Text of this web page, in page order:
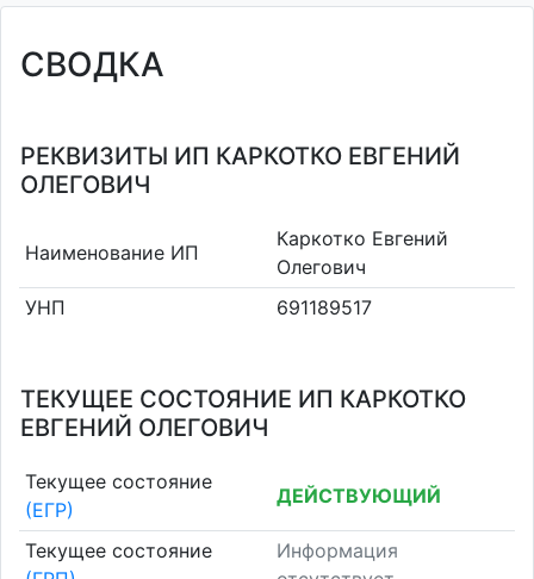
СВОДКА
РЕКВИЗИТЫ ИП КАРКОТКО ЕВГЕНИЙ
ОЛЕГОВИЧ
Наименование ИП
Каркотко Евгений
Олегович
УНП
691189517
ТЕКУЩЕЕ СОСТОЯНИЕ ИП КАРКОТКО
ЕВГЕНИЙ ОЛЕГОВИЧ
Текущее состояние
(ЕГР)
ДЕЙСТВУЮЩИЙ
Текущее состояние
Информация